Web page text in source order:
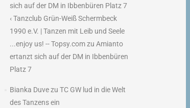
sich auf der DM in Ibbenbüren Platz 7
‹ Tanzclub Grün-Weiß Schermbeck
1990 e.V. | Tanzen mit Leib und Seele
...enjoy us! -- Topsy.comzu Amianto
ertanzt sich auf der DM in Ibbenbüren
Platz 7
Bianka Duvezu TC GW lud in die Welt
des Tanzens ein